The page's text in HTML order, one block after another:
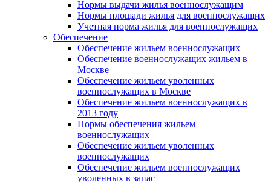
Нормы выдачи жилья военнослужащим
Нормы площади жилья для военнослужащих
Учетная норма жилья для военнослужащих
Обеспечение
Обеспечение жильем военнослужащих
Обеспечение военнослужащих жильем в
Москве
Обеспечение жильем уволенных
военнослужащих в Москве
Обеспечение жильем военнослужащих в
2013 году
Нормы обеспечения жильем
военнослужащих
Обеспечение жильем уволенных
военнослужащих
Обеспечение жильем военнослужащих
уволенных в запас